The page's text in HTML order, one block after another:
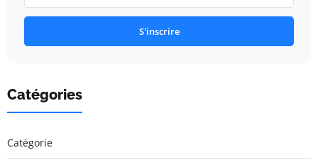
S'inscrire
Catégories
Catégorie